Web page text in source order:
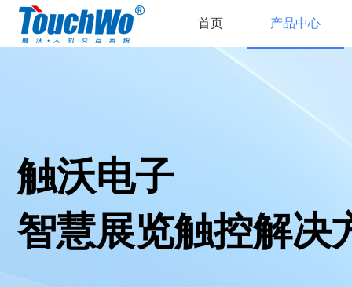
首页 产品中心
触沃电子
智慧展览触控解决